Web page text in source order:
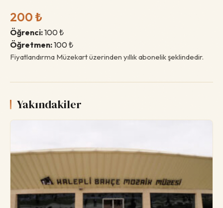
200 ₺
Öğrenci:100 ₺
Öğretmen:100 ₺
Fiyatlandırma Müzekart üzerinden yıllık abonelik şeklindedir.
Yakındakiler